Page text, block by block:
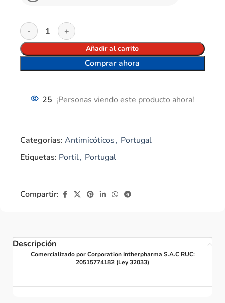
Añadir al carrito
Comprar ahora
25 ¡Personas viendo este producto ahora!
Categorías: Antimicóticos, Portugal
Etiquetas: Portil, Portugal
Compartir:
Descripción
Comercializado por Corporation Intherpharma S.A.C RUC:
20515774182 (Ley 32033)